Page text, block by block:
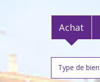
Achat
Type de bien